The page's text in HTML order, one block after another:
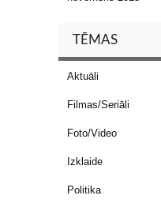
TĒMAS
Aktuāli
Filmas/Seriāli
Foto/Video
Izklaide
Politika